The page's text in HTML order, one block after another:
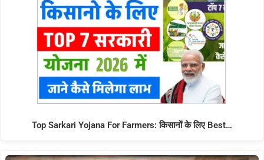
Top Sarkari Yojana For Farmers: किसानों के लिए Best…